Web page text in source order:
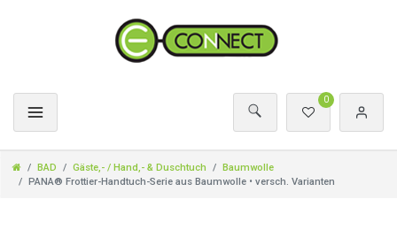
0
BAD Gäste,- / Hand,- & Duschtuch
Baumwolle
PANA® Frottier-Handtuch-Serie aus Baumwolle • versch. Varianten